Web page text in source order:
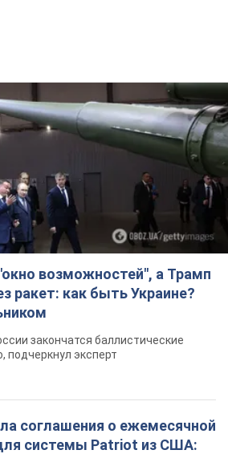
возможностей", а Трамп
ракет: как быть Украине?
закончатся баллистические
подчеркнул эксперт
соглашения о ежемесячной
системы Patriot из США: